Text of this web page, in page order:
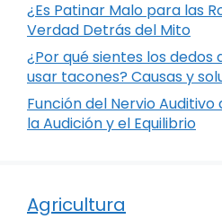
¿Es Patinar Malo para las
Verdad Detrás del Mito
¿Por qué sientes los dedos
usar tacones? Causas y
Función del Nervio
la Audición y el Equilibrio
Agricultura